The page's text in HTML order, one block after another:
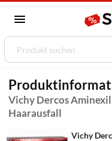
Vichy Dercos
Haarausfall
Vichy